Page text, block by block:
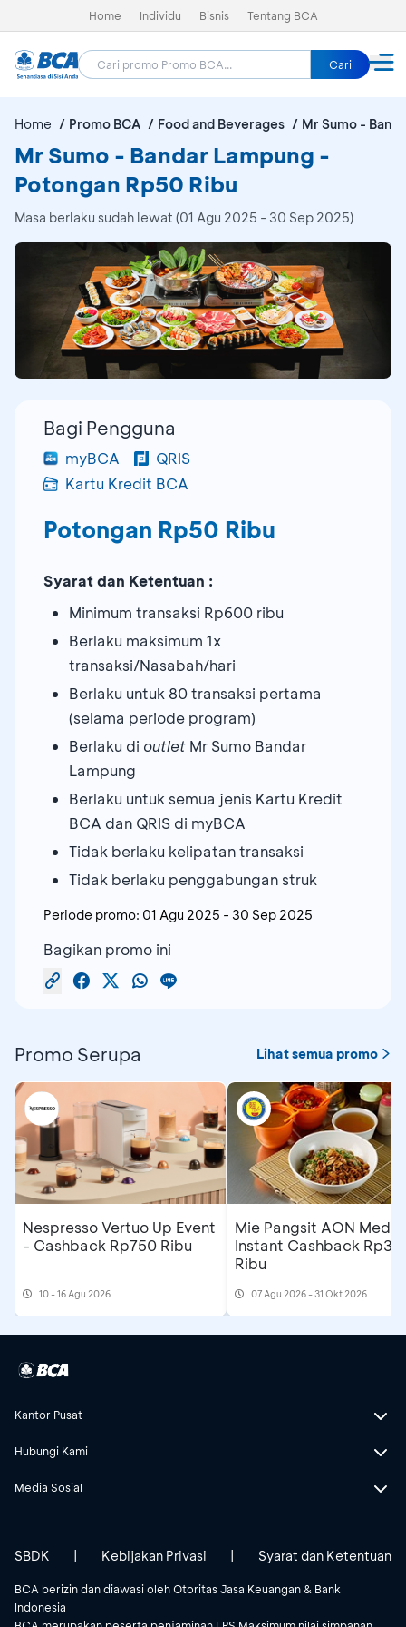
Home Individu Bisnis Tentang BCA
Cari
Home Promo BCA Food and Beverages Mr Sumo -
Mr Sumo - Bandar Lampung -
Potongan Rp50 Ribu
Masa berlaku sudah lewat (01 Agu 2025 - 30 Sep 2025)
Bagi Pengguna
myBCA
QRIS
Kartu Kredit BCA
Potongan Rp50 Ribu
Syarat dan Ketentuan :
Minimum transaksi Rp600 ribu
Berlaku maksimum 1x
transaksi/Nasabah/hari
Berlaku untuk 80 transaksi pertama
(selama periode program)
Berlaku di outlet Mr Sumo Bandar
Lampung
Berlaku untuk semua jenis Kartu Kredit
BCA dan QRIS di myBCA
Tidak berlaku kelipatan transaksi
Tidak berlaku penggabungan struk
Periode promo: 01 Agu 2025 - 30 Sep 2025
Bagikan promo ini
Promo Serupa Lihat semua promo
Nespresso Vertuo Up Event
- Cashback Rp750 Ribu
10 - 16 Agu 2026
Mie Pangsit AON
Instant Cashback Rp35
Ribu
07 Agu 2026 - 31 Okt 2026
Kantor Pusat
Hubungi Kami
Media Sosial
BCA berizin dan diawasi oleh Otoritas Jasa Keuangan & Bank
Indonesia
SBDK | Kebijakan Privasi | Syarat dan Ketentuan